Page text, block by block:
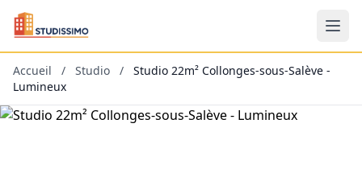
Accueil / Studio /
Studio 22m² Collonges-sous-Salève -
Lumineux